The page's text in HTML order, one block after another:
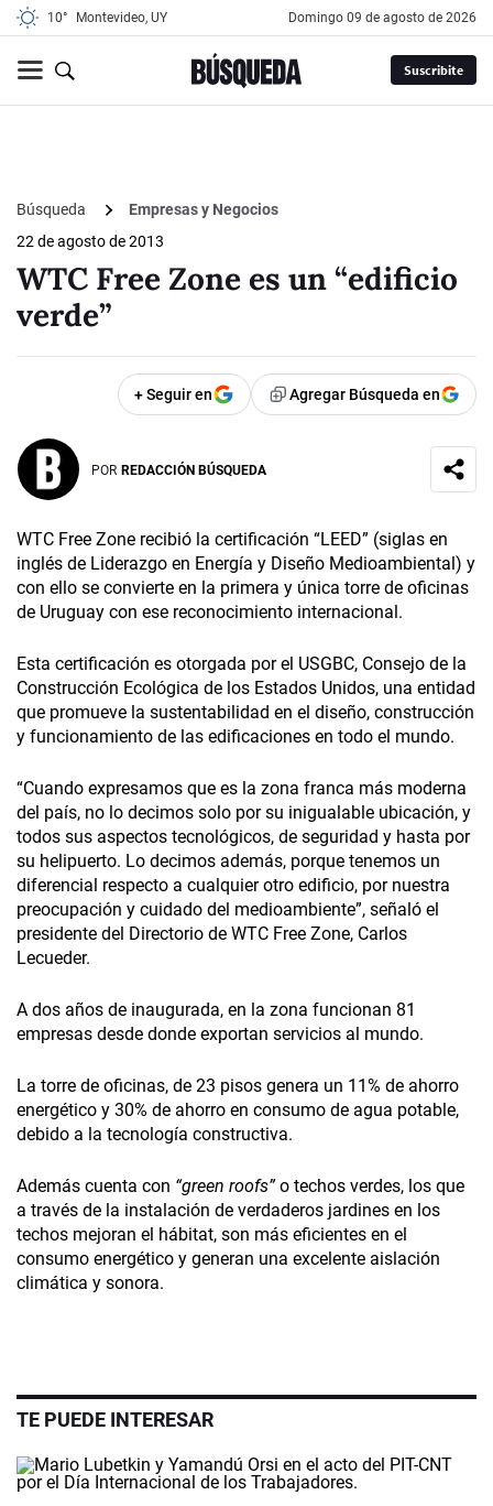
10° Montevideo, UY domingo 09 de agosto de 2026
Suscribite
Búsqueda
Empresas y Negocios
22 de agosto de 2013
WTC Free Zone es un “edificio
verde”
+ Seguir en Agregar Búsqueda en
POR REDACCIÓN BÚSQUEDA
WTC Free Zone recibió la certificación “LEED” (siglas en
inglés de Liderazgo en Energía y Diseño Medioambiental) y
con ello se convierte en la primera y única torre de oficinas
de Uruguay con ese reconocimiento internacional.
Esta certificación es otorgada por el USGBC, Consejo de la
Construcción Ecológica de los Estados Unidos, una entidad
que promueve la sustentabilidad en el diseño, construcción
y funcionamiento de las edificaciones en todo el mundo.
“Cuando expresamos que es la zona franca más moderna
del país, no lo decimos solo por su inigualable ubicación, y
todos sus aspectos tecnológicos, de seguridad y hasta por
su helipuerto. Lo decimos además, porque tenemos un
diferencial respecto a cualquier otro edificio, por nuestra
preocupación y cuidado del medioambiente”, señaló el
presidente del Directorio de WTC Free Zone, Carlos
Lecueder.
A dos años de inaugurada, en la zona funcionan 81
empresas desde donde exportan servicios al mundo.
La torre de oficinas, de 23 pisos genera un 11% de ahorro
energético y 30% de ahorro en consumo de agua potable,
debido a la tecnología constructiva.
Además cuenta con “green roofs”o techos verdes, los que
a través de la instalación de verdaderos jardines en los
techos mejoran el hábitat, son más eficientes en el
consumo energético y generan una excelente aislación
climática y sonora.
TE PUEDE INTERESAR